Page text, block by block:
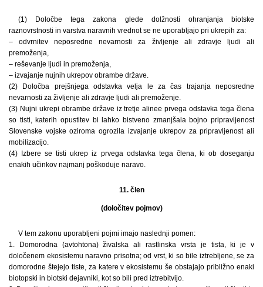
(1) Določbe tega zakona glede dolžnosti ohranjanja biotske
raznovrstnosti in varstva naravnih vrednot se ne uporabljajo pri ukrepih za:
– odvrnitev neposredne nevarnosti za življenje ali zdravje ljudi ali
premoženja,
– reševanje ljudi in premoženja,
– izvajanje nujnih ukrepov obrambe države.
(2) Določba prejšnjega odstavka velja le za čas trajanja neposredne
nevarnosti za življenje ali zdravje ljudi ali premoženje.
(3) Nujni ukrepi obrambe države iz tretje alinee prvega odstavka tega člena
so tisti, katerih opustitev bi lahko bistveno zmanjšala bojno pripravljenost
Slovenske vojske oziroma ogrozila izvajanje ukrepov za pripravljenost ali
mobilizacijo.
(4) Izbere se tisti ukrep iz prvega odstavka tega člena, ki ob doseganju
enakih učinkov najmanj poškoduje naravo.
11. člen
(določitev pojmov)
V tem zakonu uporabljeni pojmi imajo naslednji pomen:
1. Domorodna (avtohtona) živalska ali rastlinska vrsta je tista, ki je v
določenem ekosistemu naravno prisotna; od vrst, ki so bile iztrebljene, se za
domorodne štejejo tiste, za katere v ekosistemu še obstajajo približno enaki
biotopski in biotski dejavniki, kot so bili pred iztrebitvijo.